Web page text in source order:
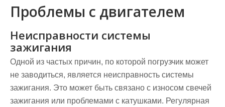
Проблемы с двигателем
Неисправности системы
зажигания
Одной из частых причин, по которой погрузчик может
не заводиться, является неисправность системы
зажигания. Это может быть связано с износом свечей
зажигания или проблемами с катушками. Регулярная